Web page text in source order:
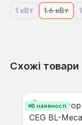
1 кВт(Ця опція наразі
1.6 кВт
(Ця
Схожі товари
В наявності